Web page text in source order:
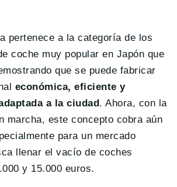
pertenece a la categoría de los
coche muy popular en Japón que
que se puede fabricar
económica, eficiente y
a la ciudad. Ahora, con la
marcha, este concepto cobra aún
para un mercado
llenar el vacío de coches
y 15.000 euros.